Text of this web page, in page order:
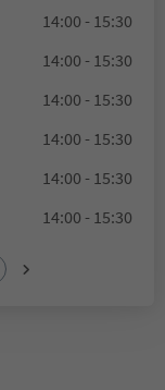
14:00 - 15:30
14:00 - 15:30
14:00 - 15:30
14:00 - 15:30
14:00 - 15:30
14:00 - 15:30